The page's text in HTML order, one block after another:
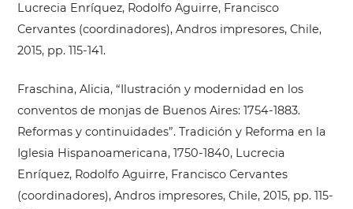
Lucrecia Enríquez, Rodolfo Aguirre, Francisco
Cervantes (coordinadores), Andros impresores, Chile,
2015, pp. 115-141.
Fraschina, Alicia, “Ilustración y modernidad en los
conventos de monjas de Buenos Aires: 1754-1883.
Reformas y continuidades”. Tradición y Reforma en la
Iglesia Hispanoamericana, 1750-1840, Lucrecia
Enríquez, Rodolfo Aguirre, Francisco Cervantes
(coordinadores), Andros impresores, Chile, 2015, pp. 115-